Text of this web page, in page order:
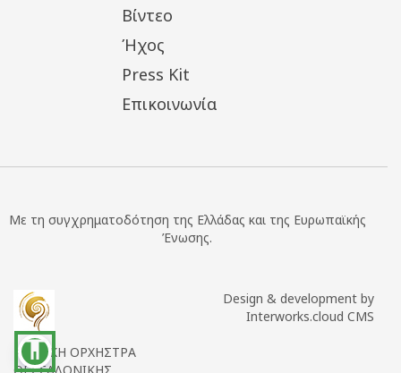
accessibility
Βίντεο
Ήχος
Press Kit
Επικοινωνία
Με τη συγχρηματοδότηση της Ελλάδας και της Ευρωπαϊκής
Ένωσης.
ΚΡΑΤΙΚΗ ΟΡΧΗΣΤΡΑ
ΘΕΣΣΑΛΟΝΙΚΗΣ
Design & development by
Interworks.cloud CMS